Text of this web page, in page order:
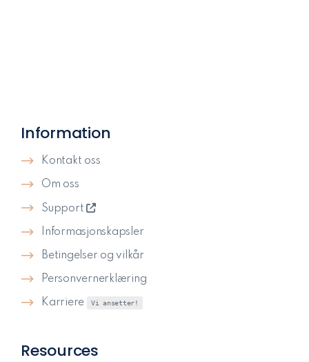
Resources
Information
Kontakt oss
Om oss
Support
Informasjonskapsler
Betingelser og vilkår
Personvernerklæring
Karriere Vi ansetter!